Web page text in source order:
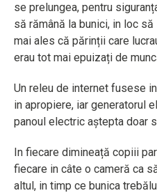
se prelungea, pentru
să rămână la bunici, in loc
mai ales că părinții care
erau tot mai epuizați de
Un releu de internet fusese
in apropiere, iar generatorul
panoul electric aștepta doar
In fiecare dimineață copiii
fiecare in câte o cameră ca
altul, in timp ce bunica